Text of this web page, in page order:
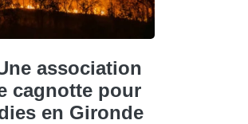
association
cagnotte pour
en Gironde